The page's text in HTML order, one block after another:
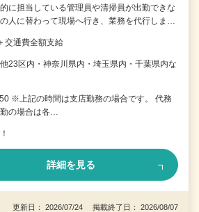
に担当している管理員や清掃員が出勤できな
人に替わって現場へ行き、業務を代行しま…
交通費全額支給
23区内・神奈川県内・埼玉県内・千葉県内な
※上記の時間は支店勤務の場合です。 代務
の場合は各…
詳細を見る
更新日： 2026/07/24 掲載終了日： 2026/08/07